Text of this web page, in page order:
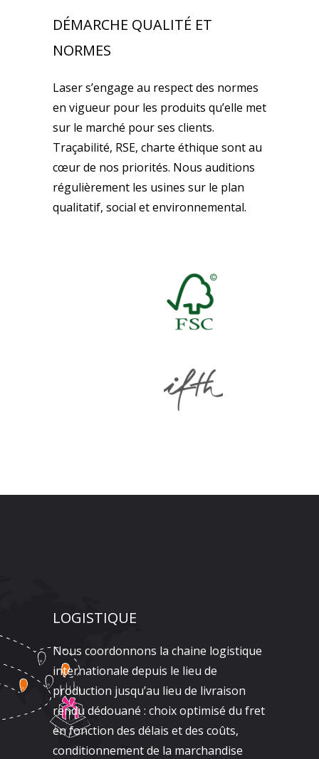
DÉMARCHE QUALITÉ ET
NORMES
Laser s’engage au respect des normes
en vigueur pour les produits qu’elle met
sur le marché pour ses clients.
Traçabilité, RSE, charte éthique sont au
cœur de nos priorités. Nous auditions
régulièrement les usines sur le plan
qualitatif, social et environnemental.
LOGISTIQUE
Nous coordonnons la chaine logistique
internationale depuis le lieu de
production jusqu’au lieu de livraison
rendu dédouané : choix optimisé du fret
en fonction des délais et des coûts,
conditionnement de la marchandise